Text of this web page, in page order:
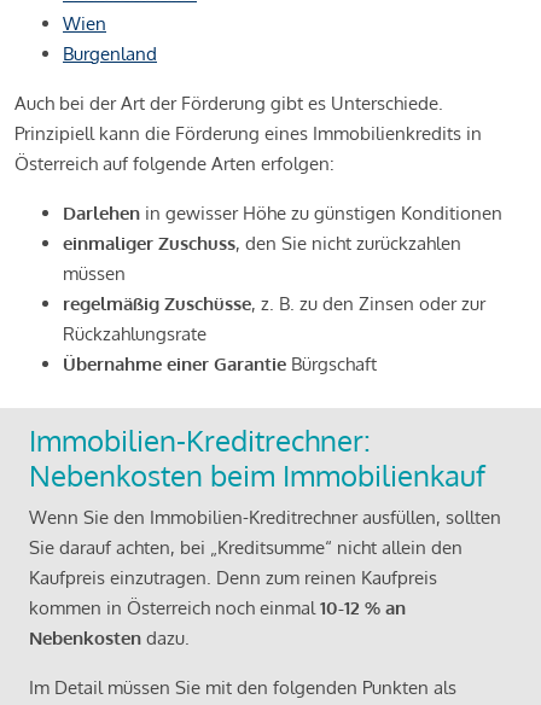
Wien
Burgenland
Auch bei der Art der Förderung gibt es Unterschiede.
Prinzipiell kann die Förderung eines Immobilienkredits in
Österreich auf folgende Arten erfolgen:
Darlehen in gewisser Höhe zu günstigen Konditionen
einmaliger Zuschuss, den Sie nicht zurückzahlen
müssen
regelmäßig Zuschüsse, z. B. zu den Zinsen oder zur
Rückzahlungsrate
Übernahme einer Garantie Bürgschaft
Immobilien-Kreditrechner:
Nebenkosten beim Immobilienkauf
Wenn Sie den Immobilien-Kreditrechner ausfüllen, sollten
Sie darauf achten, bei „Kreditsumme“ nicht allein den
Kaufpreis einzutragen. Denn zum reinen Kaufpreis
kommen in Österreich noch einmal10-12 % an
Nebenkosten dazu.
Im Detail müssen Sie mit den folgenden Punkten als